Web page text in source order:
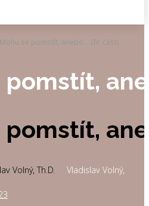
Mohu se pomstít, anebo… (IV. část)
pomstít,
pomstít,
Vladislav Volný,